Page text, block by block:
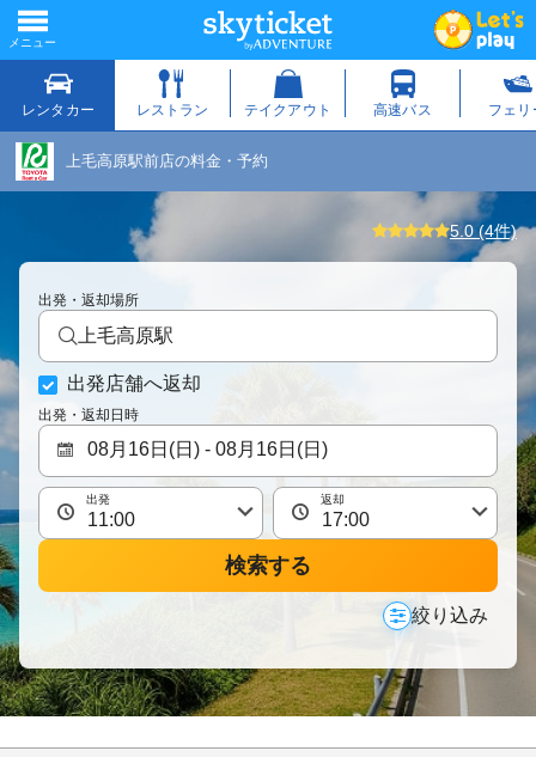
上毛高原駅前店の料金・予約
5.0 (4件)
出発・返却場所
上毛高原駅
出発店舗へ返却
出発・返却日時
出発 返却
検索する
絞り込み